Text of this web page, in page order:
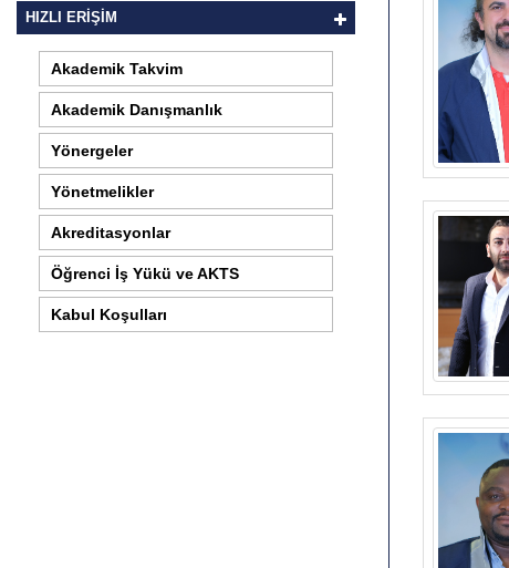
HIZLI ERİŞİM
Akademik Takvim
Akademik Danışmanlık
Yönergeler
Yönetmelikler
Akreditasyonlar
Öğrenci İş Yükü ve AKTS
Kabul Koşulları